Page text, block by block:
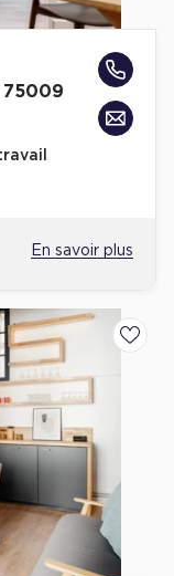
75009
En savoir plus